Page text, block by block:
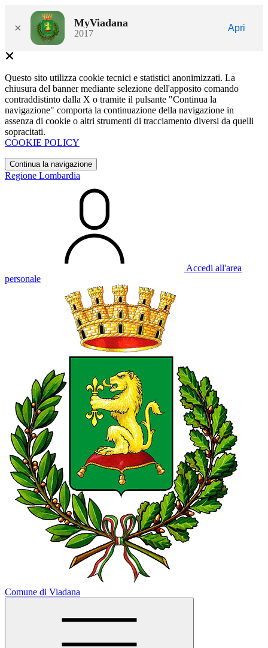
× MyViadana
2017
Apri
Questo sito utilizza cookie tecnici e statistici anonimizzati. La
chiusura del banner mediante selezione dell'apposito comando
contraddistinto dalla X o tramite il pulsante "Continua la
navigazione" comporta la continuazione della navigazione in
assenza di cookie o altri strumenti di tracciamento diversi da quelli
sopracitati.
COOKIE POLICY
Continua la navigazione
Regione Lombardia
Accedi all'area
personale
Comune di Viadana